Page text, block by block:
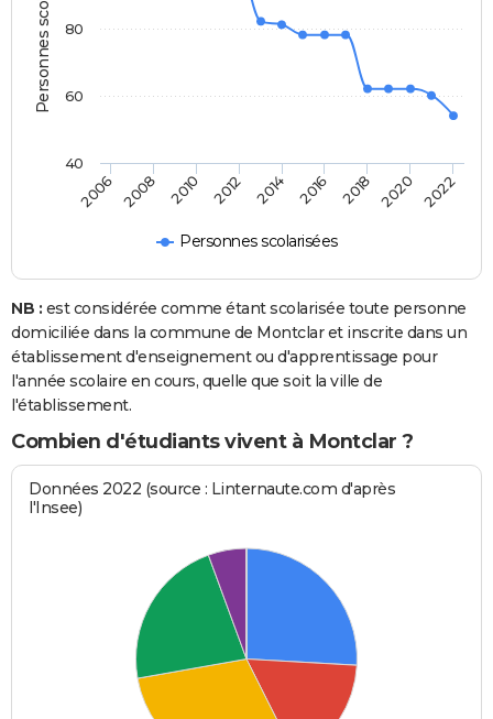
Personnes scolarisées
2006 2008 2010 2012 2014 2016 2018 2020 2022
40
60
80
NB : est considérée comme étant scolarisée toute personne
domiciliée dans la commune de Montclar et inscrite dans un
établissement d'enseignement ou d'apprentissage pour
l'année scolaire en cours, quelle que soit la ville de
l'établissement.
Combien d'étudiants vivent à Montclar ?
Données 2022 (source : Linternaute.com d'après
l'Insee)